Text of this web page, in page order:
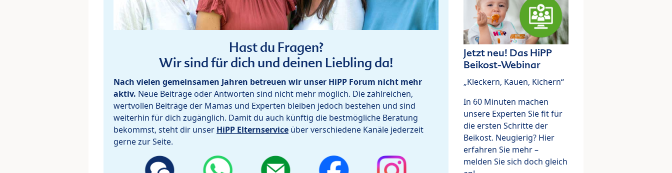
Hast du Fragen?
Wir sind für dich und deinen Liebling da!
Nach vielen gemeinsamen Jahren betreuen wir unser HiPP Forum nicht mehr
aktiv. Neue Beiträge oder Antworten sind nicht mehr möglich. Die zahlreichen,
wertvollen Beiträge der Mamas und Experten bleiben jedoch bestehen und sind
weiterhin für dich zugänglich. Damit du auch künftig die bestmögliche Beratung
bekommst, steht dir unser HiPP Elternservice über verschiedene Kanäle jederzeit
gerne zur Seite.
Jetzt neu! Das HiPP
Beikost-Webinar
„Kleckern, Kauen, Kichern“
In 60 Minuten machen
unsere Experten Sie fit für
die ersten Schritte der
Beikost. Neugierig? Hier
erfahren Sie mehr –
melden Sie sich doch gleich